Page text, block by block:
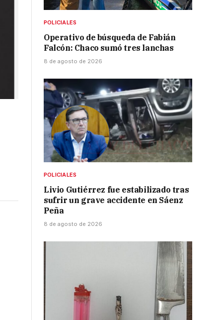
POLICIALES
Operativo de búsqueda de Fabián
Falcón: Chaco sumó tres lanchas
8 de agosto de 2026
POLICIALES
Livio Gutiérrez fue estabilizado tras
sufrir un grave accidente en Sáenz
Peña
8 de agosto de 2026